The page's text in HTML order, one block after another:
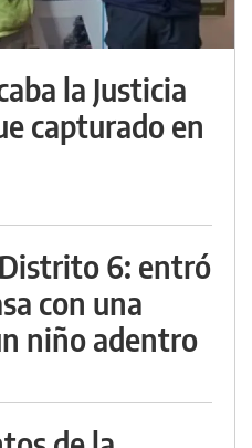
la Justicia
capturado en
6: entró
con una
niño adentro